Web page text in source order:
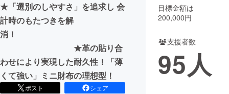
CAMPFIREふるさと納税machi-ya コミュニティ
★「選別のしやすさ」を追求し 会
計時のもたつきを解
消！
★革の貼り合
わせにより実現した耐久性！「薄
くて強い」ミニ財布の理想型！
ポスト
シェア
目標金額は
200,000円
支援者数
95人